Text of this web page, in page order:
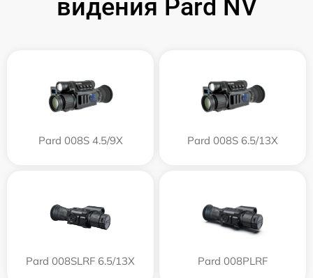
видения Pard NV
Pard 008S 4.5/9X Pard 008S 6.5/13X
Pard 008SLRF 6.5/13X Pard 008PLRF